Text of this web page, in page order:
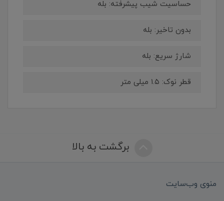
حساسیت شیب پیشرفته: بله
بدون تاخیر: بله
شارژ سریع: بله
قطر نوک: ۱.۵ میلی متر
برگشت به بالا
منوی وب‌سایت